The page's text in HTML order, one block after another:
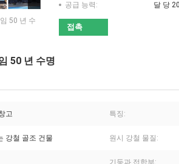
50 년 수
공급 능력:
달 당
접촉
50 년 수명
고 특징:
강철 골조 건물 원시 강철 물질: